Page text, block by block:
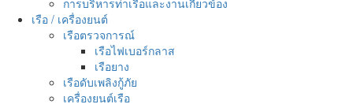
การบริหารท่าเรือและงานเกี่ยวข้อง
เรือ / เครื่องยนต์
เรือตรวจการณ์
เรือไฟเบอร์กลาส
เรือยาง
เรือดับเพลิงกู้ภัย
เครื่องยนต์เรือ